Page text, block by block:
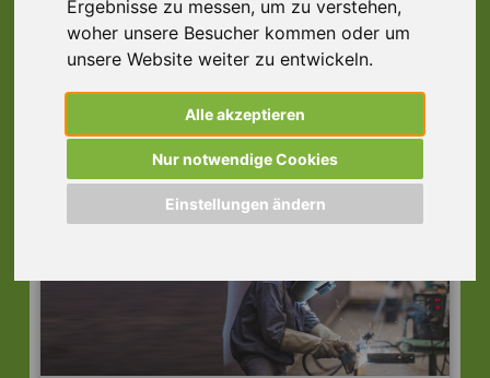
Ergebnisse zu messen, um zu verstehen,
woher unsere Besucher kommen oder um
unsere Website weiter zu entwickeln.
Alle akzeptieren
Nur notwendige Cookies
Einstellungen ändern
Feinmechaniker (m/w/d)
Qualitätskontrolle, Frankfurt
60489 Frankfurt am Main